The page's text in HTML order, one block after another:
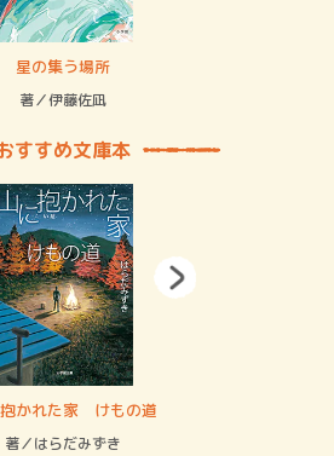
星の集う場所
著／伊藤佐凪
すすめ文庫本
かれた家 けもの道
著／はらだみずき